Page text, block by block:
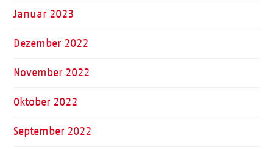
Januar 2023
Dezember 2022
November 2022
Oktober 2022
September 2022